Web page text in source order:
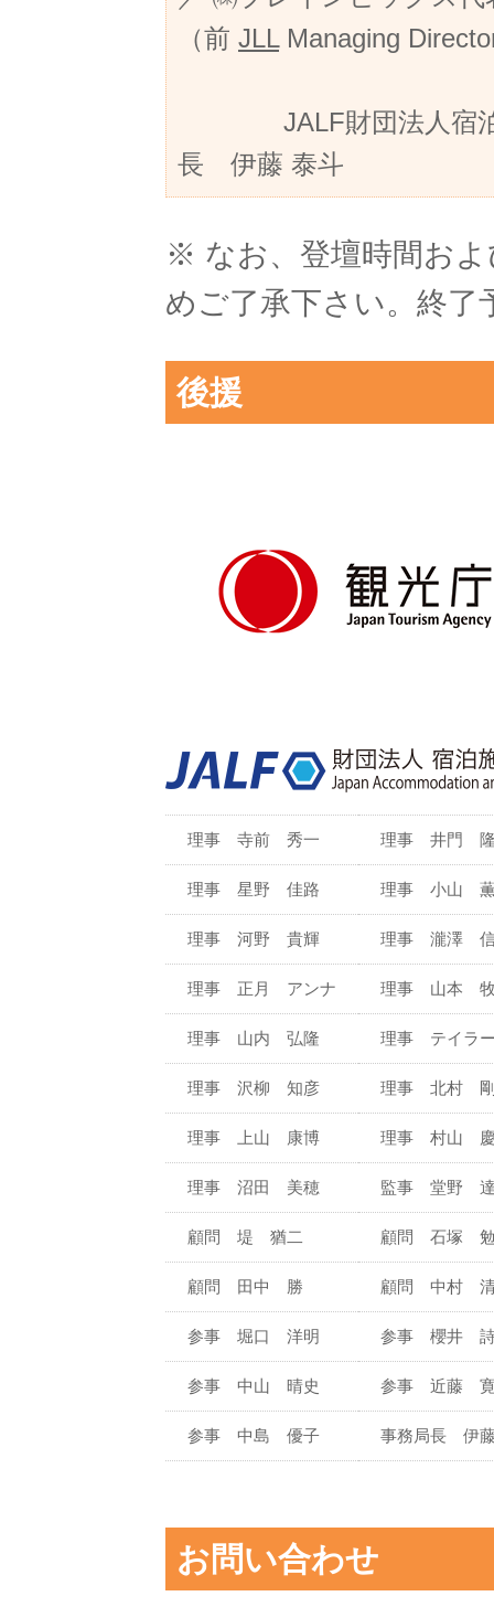
（前 JLLManaging
JALF財団法人宿泊
長 伊藤 泰斗
※ なお、登壇時間お
めご了承下さい。終了
後援
理事 寺前 秀一 理事 井門
理事 星野 佳路 理事 小山
理事 河野 貴輝 理事 瀧澤
理事 正月 アンナ 理事 山本
理事 山内 弘隆 理事 テイラ
理事 沢柳 知彦 理事 北村
理事 上山 康博 理事 村山
理事 沼田 美穂 監事 堂野
顧問 堤 猶二 顧問 石塚
顧問 田中 勝 顧問 中村
参事 堀口 洋明 参事 櫻井
参事 中山 晴史 参事 近藤
参事 中島 優子 事務局長 伊
お問い合わせ